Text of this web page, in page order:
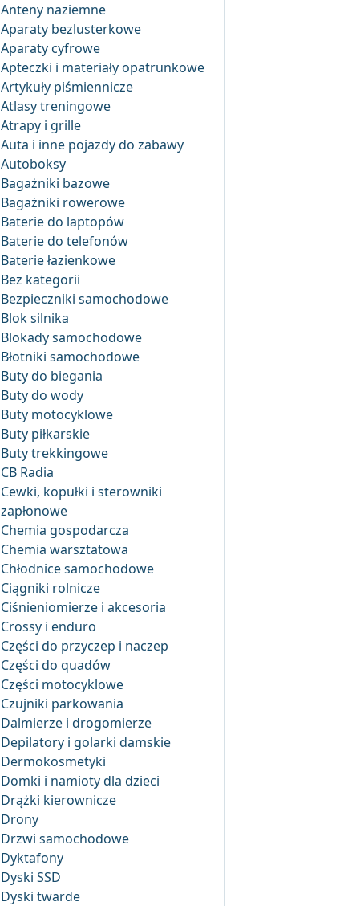
Anteny naziemne
Aparaty bezlusterkowe
Aparaty cyfrowe
Apteczki i materiały opatrunkowe
Artykuły piśmiennicze
Atlasy treningowe
Atrapy i grille
Auta i inne pojazdy do zabawy
Autoboksy
Bagażniki bazowe
Bagażniki rowerowe
Baterie do laptopów
Baterie do telefonów
Baterie łazienkowe
Bez kategorii
Bezpieczniki samochodowe
Blok silnika
Blokady samochodowe
Błotniki samochodowe
Buty do biegania
Buty do wody
Buty motocyklowe
Buty piłkarskie
Buty trekkingowe
CB Radia
Cewki, kopułki i sterowniki
zapłonowe
Chemia gospodarcza
Chemia warsztatowa
Chłodnice samochodowe
Ciągniki rolnicze
Ciśnieniomierze i akcesoria
Crossy i enduro
Części do przyczep i naczep
Części do quadów
Części motocyklowe
Czujniki parkowania
Dalmierze i drogomierze
Depilatory i golarki damskie
Dermokosmetyki
Domki i namioty dla dzieci
Drążki kierownicze
Drony
Drzwi samochodowe
Dyktafony
Dyski SSD
Dyski twarde